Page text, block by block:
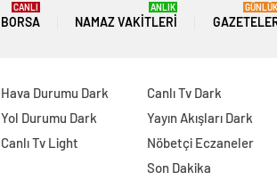
BORSA
CANLI
NAMAZ VAKITLERI
ANLIK GÜNLÜK
Hava Durumu Dark
Yol Durumu Dark
Canlı Tv Light
Canlı Tv Dark
Yayın Akışları Dark
Nöbetçi Eczaneler
Son Dakika